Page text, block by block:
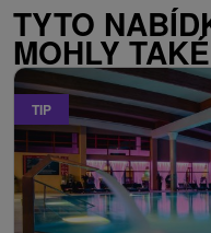
TYTO
MOHLY
TIP